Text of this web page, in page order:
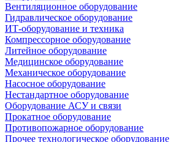
Вентиляционное оборудование
Гидравлическое оборудование
ИТ-оборудование и техника
Компрессорное оборудование
Литейное оборудование
Медицинское оборудование
Механическое оборудование
Насосное оборудование
Нестандартное оборудование
Оборудование АСУ и связи
Прокатное оборудование
Противопожарное оборудование
Прочее технологическое оборудование